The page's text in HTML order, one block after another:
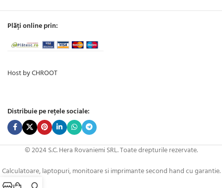
Plăți online prin:
Host by CHROOT
Distribuie pe rețele sociale:
© 2024 S.C. Hera Rovaniemi SRL. Toate drepturile rezervate.
Calculatoare, laptopuri, monitoare si imprimante second hand cu garantie.